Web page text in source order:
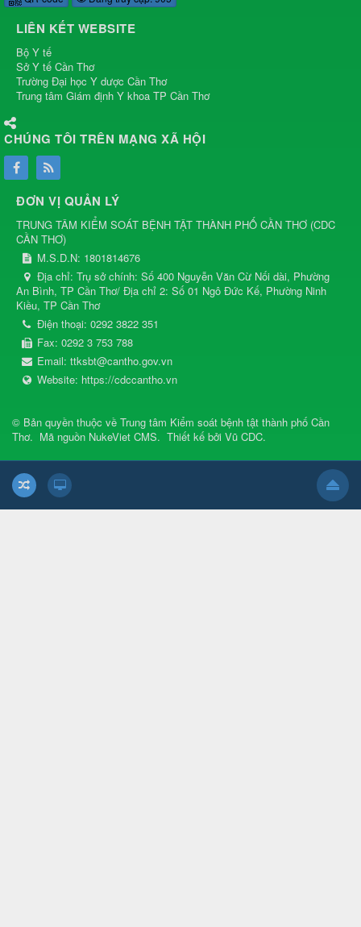
LIÊN KẾT WEBSITE
Bộ Y tế
Sở Y tế Cần Thơ
Trường Đại học Y dược Cần Thơ
Trung tâm Giám định Y khoa TP Cần Thơ
CHÚNG TÔI TRÊN MẠNG XÃ HỘI
ĐƠN VỊ QUẢN LÝ
TRUNG TÂM KIỂM SOÁT BỆNH TẬT THÀNH PHỐ CẦN THƠ (CDC
CẦN THƠ)
M.S.D.N: 1801814676
Địa chỉ: Trụ sở chính: Số 400 Nguyễn Văn Cừ Nối dài, Phường
An Bình, TP Cần Thơ/ Địa chỉ 2: Số 01 Ngô Đức Kế, Phường Ninh
Kiều, TP Cần Thơ
Điện thoại: 0292 3822 351
Fax: 0292 3 753 788
Email: ttksbt@cantho.gov.vn
Website: https://cdccantho.vn
© Bản quyền thuộc về Trung tâm Kiểm soát bệnh tật thành phố Cần
Thơ. Mã nguồn NukeViet CMS. Thiết kế bởi Vũ CDC.